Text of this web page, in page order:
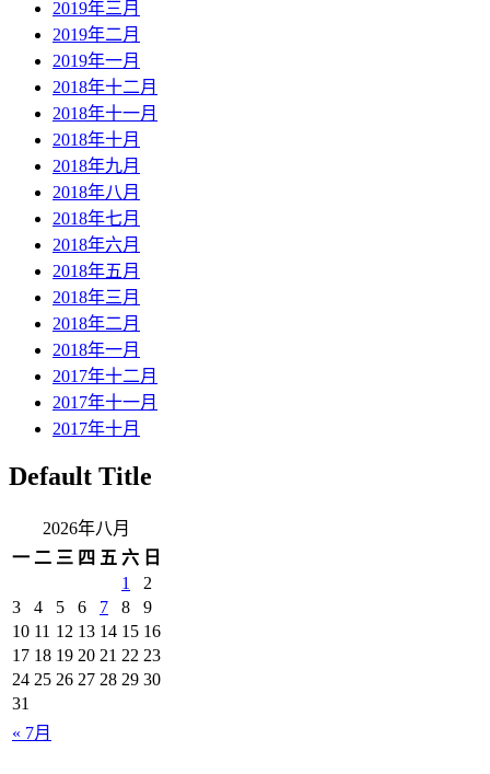
2019年三月
2019年二月
2019年一月
2018年十二月
2018年十一月
2018年十月
2018年九月
2018年八月
2018年七月
2018年六月
2018年五月
2018年三月
2018年二月
2018年一月
2017年十二月
2017年十一月
2017年十月
Default Title
2026年八月
一 二 三 四 五 六 日
« 7月
1
2
3
4 5 6 7 8
9
10 11 12 13 14 15 16
17 18 19 20 21 22 23
24 25 26 27 28 29 30
31